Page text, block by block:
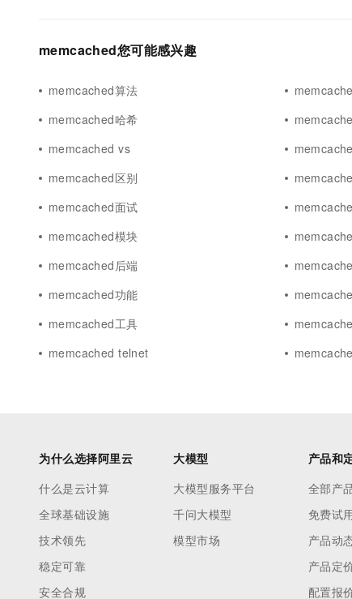
memcached您可能感兴趣
memcached算法
memcached哈希
memcached vs
memcached区别
memcached面试
memcached模块
memcached后端
memcached功能
memcached工具
memcached telnet
为什么选择阿里云
什么是云计算
全球基础设施
技术领先
稳定可靠
安全合规
大模型
大模型服务平台
千问大模型
模型市场
产品和
全部产
免费试
产品动
产品定
配置报